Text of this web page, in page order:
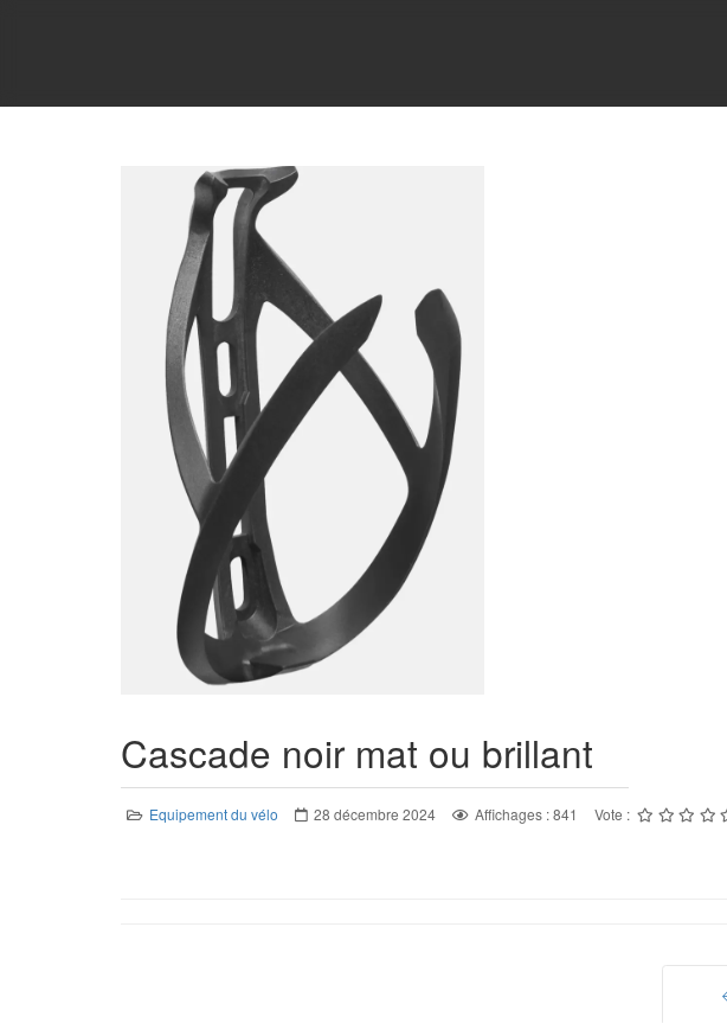
Cascade noir mat ou brillant
Equipement du vélo 28 décembre 2024 Affichages : 841 Vote :